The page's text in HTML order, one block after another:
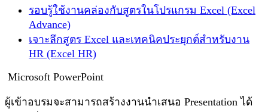
รอบรู้ใช้งานคล่องกับสูตรในโปรแกรม Excel (Excel
Advance)
เจาะลึกสูตร Excel และเทคนิคประยุกต์สำหรับงาน
HR (Excel HR)
Microsoft PowerPoint
ผู้เข้าอบรมจะสามารถสร้างงานนำเสนอ Presentation ได้